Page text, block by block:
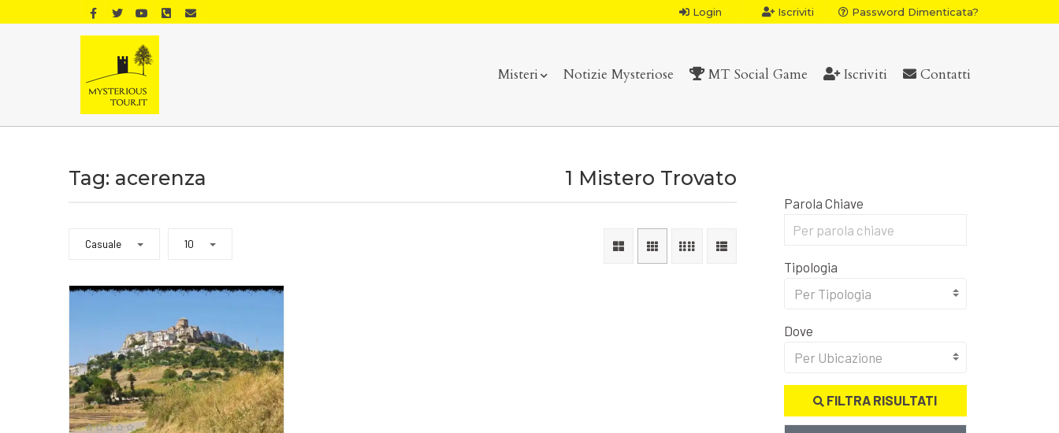
Login Iscriviti Password Dimenticata?
Misteri Notizie Mysteriose MT Social Game Iscriviti Contatti
Tag: acerenza 1 Mistero Trovato
Casuale 10
Parola Chiave
Tipologia
Per Tipologia
Dove
Per Ubicazione
FILTRA RISULTATI